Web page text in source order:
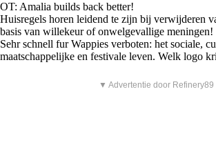
OT: Amalia builds back better!
Huisregels horen leidend te zijn bij verwijderen
basis van willekeur of onwelgevallige meningen!
Sehr schnell fur Wappies verboten: het sociale,
maatschappelijke en festivale leven. Welk logo
▼ Advertentie door Refinery89